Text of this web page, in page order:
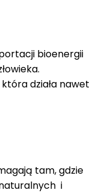
bioenergii
działa nawet
tam, gdzie
i